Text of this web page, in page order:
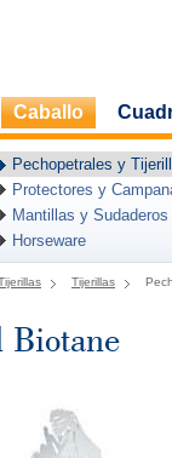
Caballo
Pechopetrales y
Protectores y
Mantillas y Sudaderos
Horseware
Tijerillas
Biotane